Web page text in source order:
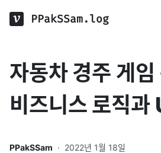
PPakSSam.log
자동차 경주 게
비즈니스 로직과
PPakSSam · 2022년 1월 18일